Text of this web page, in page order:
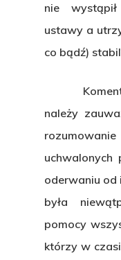
nie
ustawy a
co bądź)
należy
uchwalonych
oderwaniu od
była
pomocy
którzy w